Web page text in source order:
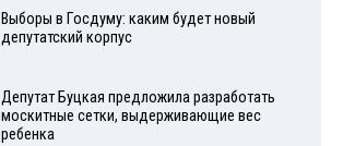
Выборы в Госдуму: каким будет новый
депутатский корпус
Депутат Буцкая предложила разработать
москитные сетки, выдерживающие вес
ребенка